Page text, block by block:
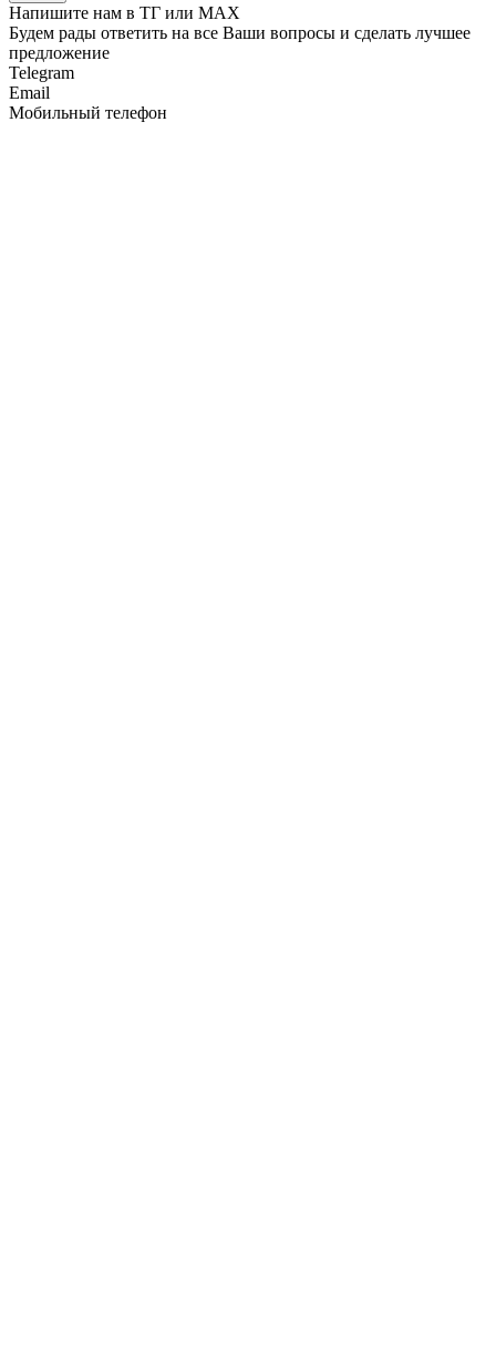
Напишите нам в ТГ или MAX
Будем рады ответить на все Ваши вопросы и сделать лучшее
предложение
Telegram
Email
Мобильный телефон